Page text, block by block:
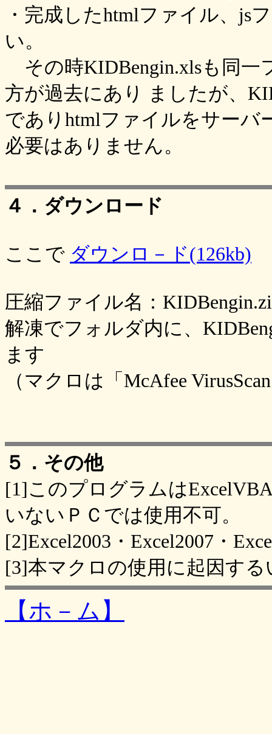
・完成したhtmlファイル、js
い。
その時KIDBengin.xlsも同一
方が過去にあり ましたが、
でありhtmlファイルをサーバ
必要はありません。
４．ダウンロード
ここで ダウンロ－ド(126kb)
圧縮ファイル名：
解凍でフォルダ内に、
ます
（マクロは「McAfee
５．その他
[1]このプログラムは
いないＰＣでは使用不可。
[2]Excel2003・Excel2007・
[3]本マクロの使用に起因す
【ホ－ム】